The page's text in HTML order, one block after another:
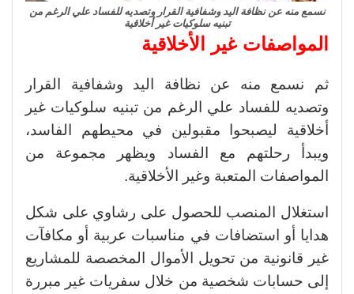
نسمع منه عن نظافة اليد وشفافية القرار وتصديه للفساد علي الرغم من
تبنيه سلوكيات غير أخلاقية
المواصفات غير الأخلاقية
ثم نسمع منه عن نظافة اليد وشفافية القرار
وتصديه للفساد علي الرغم من تبنيه سلوكيات غير
أخلاقية ليصبحوا مقبولين في محيطهم الفاسد،
ويبدأ رحلتهم مع الفساد ويظهر مجموعة من
المواصفات المتعبة وغير الأخلاقية.
استغلال المنصب للحصول على رشاوي على شكل
هدايا أو استضافات في مناسبات عربية أو مكافآت
غير قانونية من تحويل الأموال المخصصة للمشاريع
إلى حسابات شخصية من خلال سفريات غير مبررة